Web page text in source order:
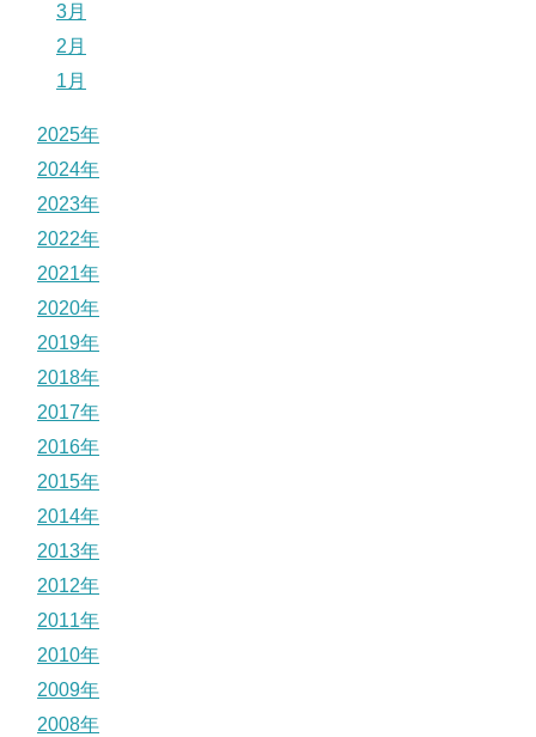
3月
2月
1月
2025年
2024年
2023年
2022年
2021年
2020年
2019年
2018年
2017年
2016年
2015年
2014年
2013年
2012年
2011年
2010年
2009年
2008年